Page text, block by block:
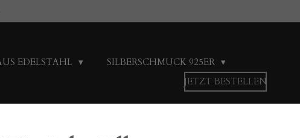
EDELSTAHL
SILBERSCHMUCK 925ER
JETZT BESTELLEN